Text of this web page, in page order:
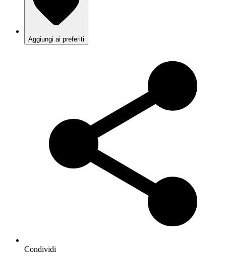
Aggiungi ai preferiti
Condividi